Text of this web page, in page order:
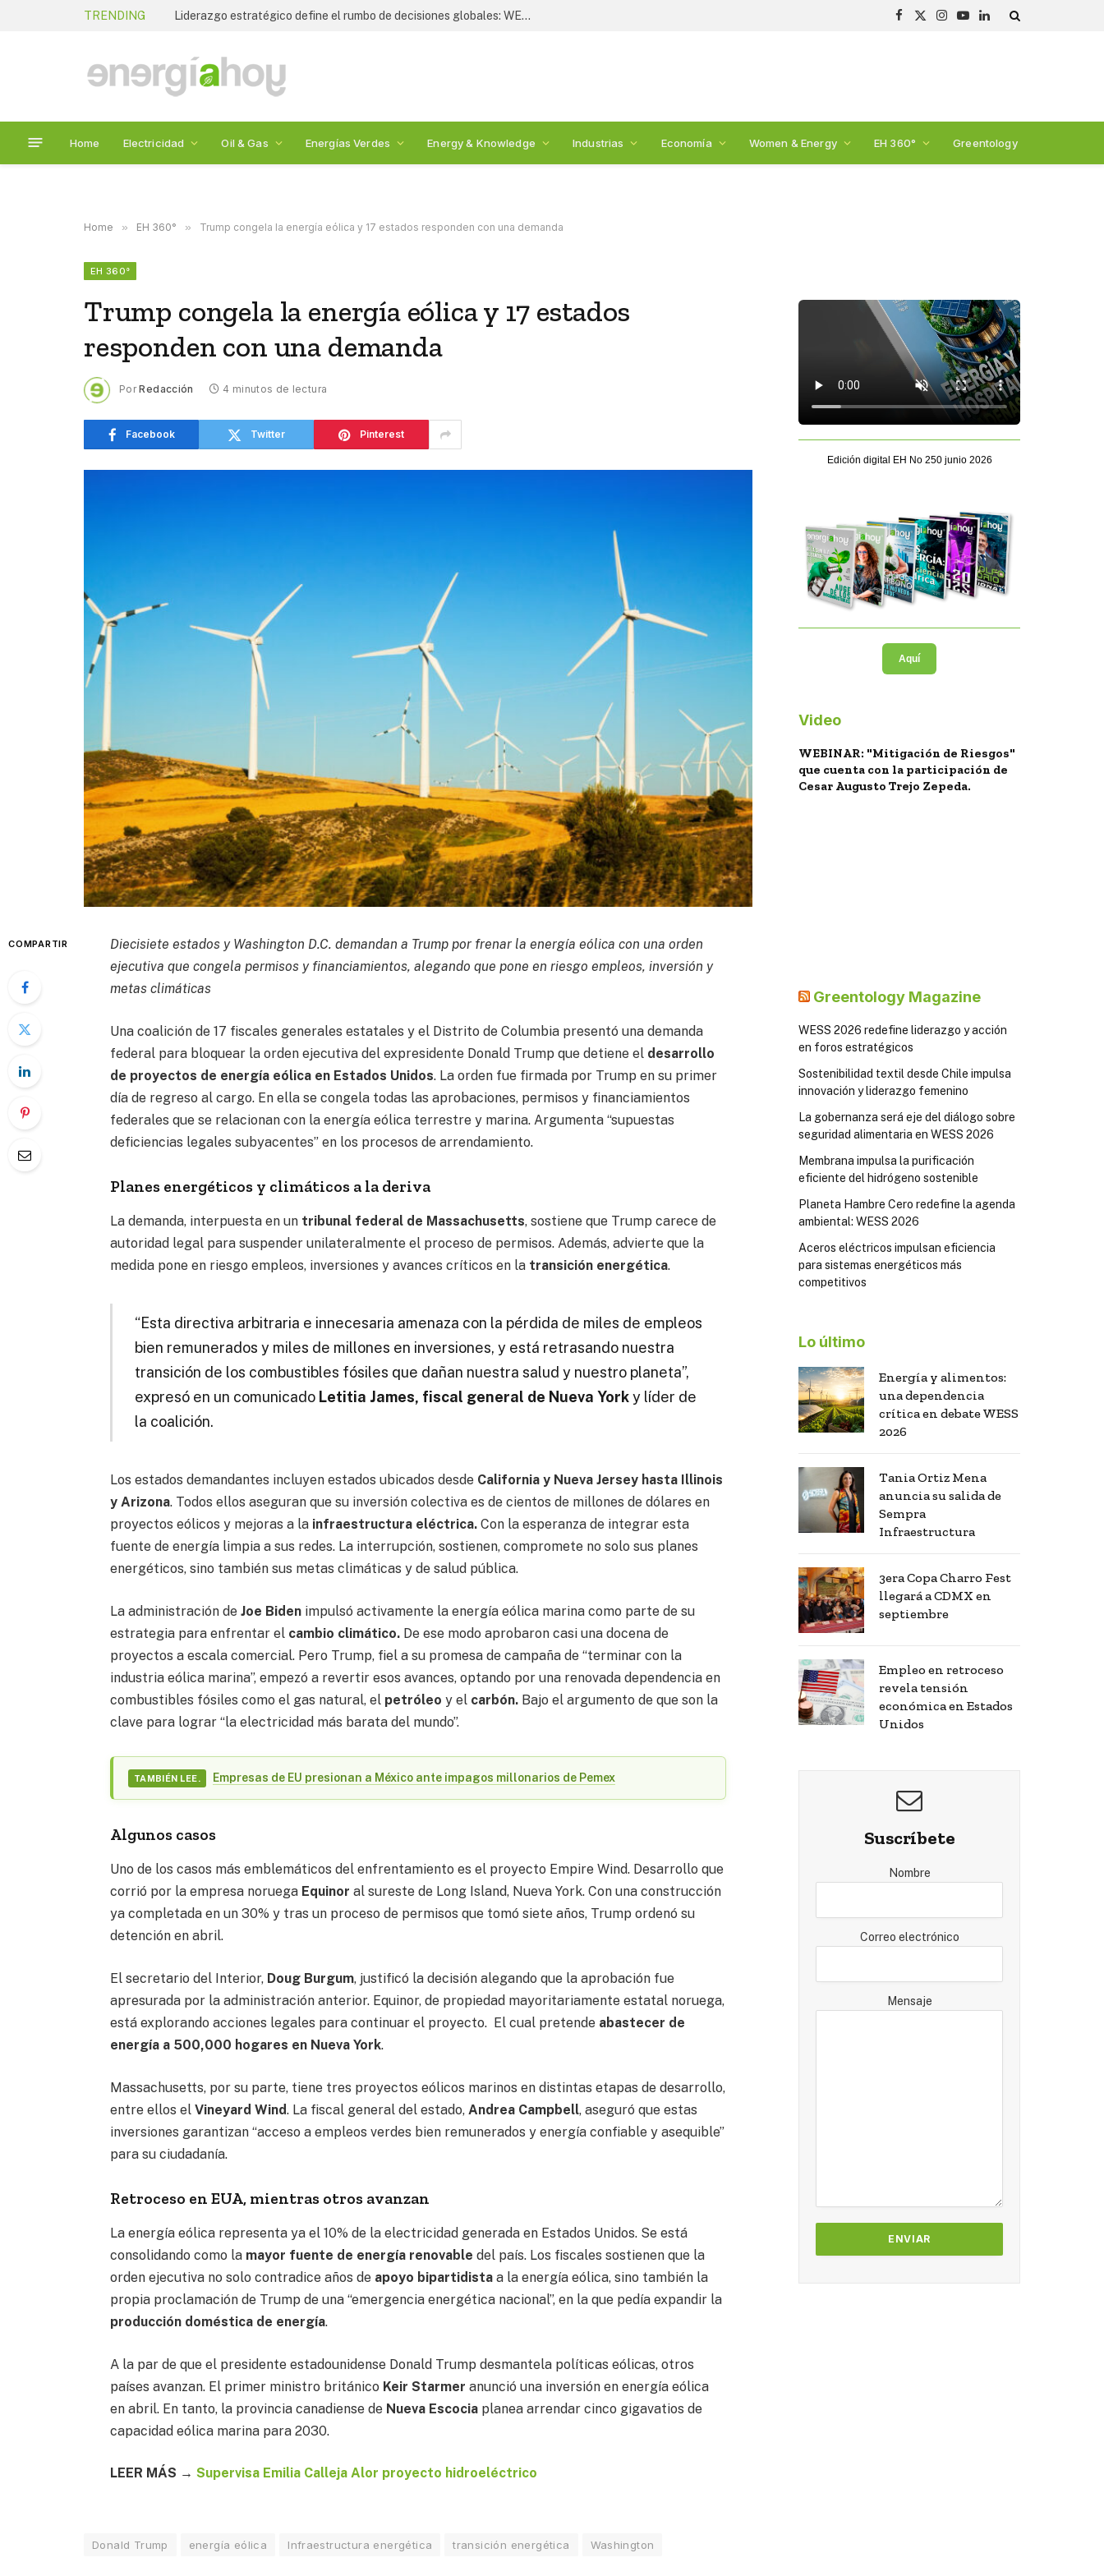
TRENDING Liderazgo estratégico define el rumbo de decisiones globales: WESS 2026
Facebook
X
Instagram
YouTubeLinkedIn
Home Electricidad Oil & Gas Energías Verdes Energy & Knowledge Industrias Economía Women & Energy EH 360° Greentology
Home » EH 360° » Trump congela la energía eólica y 17 estados responden con una demanda
EH 360°
Trump congela la energía eólica y 17 estados
responden con una demanda
Por Redacción 4 minutos de lectura
Facebook Twitter Pinterest
COMPARTIR
Diecisiete estados y Washington D.C. demandan a Trump por frenar la energía eólica con una orden
ejecutiva que congela permisos y financiamientos, alegando que pone en riesgo empleos, inversión y
metas climáticas
Una coalición de 17 fiscales generales estatales y el Distrito de Columbia presentó una demanda
federal para bloquear la orden ejecutiva del expresidente Donald Trump que detiene el desarrollo
de proyectos de energía eólica en Estados Unidos. La orden fue firmada por Trump en su primer
día de regreso al cargo. En ella se congela todas las aprobaciones, permisos y financiamientos
federales que se relacionan con la energía eólica terrestre y marina. Argumenta “supuestas
deficiencias legales subyacentes” en los procesos de arrendamiento.
Planes energéticos y climáticos a la deriva
La demanda, interpuesta en un tribunal federal de Massachusetts, sostiene que Trump carece de
autoridad legal para suspender unilateralmente el proceso de permisos. Además, advierte que la
medida pone en riesgo empleos, inversiones y avances críticos en la transición energética.
“Esta directiva arbitraria e innecesaria amenaza con la pérdida de miles de empleos
bien remunerados y miles de millones en inversiones, y está retrasando nuestra
transición de los combustibles fósiles que dañan nuestra salud y nuestro planeta”,
expresó en un comunicado Letitia James, fiscal general de Nueva Yorky líder de
la coalición.
Los estados demandantes incluyen estados ubicados desde California y Nueva Jersey hasta Illinois
y Arizona. Todos ellos aseguran que su inversión colectiva es de cientos de millones de dólares en
proyectos eólicos y mejoras a la infraestructura eléctrica. Con la esperanza de integrar esta
fuente de energía limpia a sus redes. La interrupción, sostienen, compromete no solo sus planes
energéticos, sino también sus metas climáticas y de salud pública.
La administración deJoe Biden impulsó activamente la energía eólica marina como parte de su
estrategia para enfrentar el cambio climático. De ese modo aprobaron casi una docena de
proyectos a escala comercial. Pero Trump, fiel a su promesa de campaña de “terminar con la
industria eólica marina”, empezó a revertir esos avances, optando por una renovada dependencia en
combustibles fósiles como el gas natural, el petróleo y el carbón. Bajo el argumento de que son la
clave para lograr “la electricidad más barata del mundo”.
TAMBIÉN LEE. Empresas de EU presionan a México ante impagos millonarios de Pemex
Algunos casos
Uno de los casos más emblemáticos del enfrentamiento es el proyecto Empire Wind. Desarrollo que
corrió por la empresa noruega Equinor al sureste de Long Island, Nueva York. Con una construcción
ya completada en un 30% y tras un proceso de permisos que tomó siete años, Trump ordenó su
detención en abril.
El secretario del Interior, Doug Burgum, justificó la decisión alegando que la aprobación fue
apresurada por la administración anterior. Equinor, de propiedad mayoritariamente estatal noruega,
está explorando acciones legales para continuar el proyecto. El cual pretende abastecer de
energía a 500,000 hogares en Nueva York.
Massachusetts, por su parte, tiene tres proyectos eólicos marinos en distintas etapas de desarrollo,
entre ellos elVineyard Wind. La fiscal general del estado, Andrea Campbell, aseguró que estas
inversiones garantizan “acceso a empleos verdes bien remunerados y energía confiable y asequible”
para su ciudadanía.
Retroceso en EUA, mientras otros avanzan
La energía eólica representa ya el 10% de la electricidad generada en Estados Unidos. Se está
consolidando como la mayor fuente de energía renovable del país. Los fiscales sostienen que la
orden ejecutiva no solo contradice años de apoyo bipartidista a la energía eólica, sino también la
propia proclamación de Trump de una “emergencia energética nacional”, en la que pedía expandir la
producción doméstica de energía.
A la par de que el presidente estadounidense Donald Trump desmantela políticas eólicas, otros
países avanzan. El primer ministro británico Keir Starmer anunció una inversión en energía eólica
en abril. En tanto, la provincia canadiense de Nueva Escocia planea arrendar cinco gigavatios de
capacidad eólica marina para 2030.
LEER MÁS →Supervisa Emilia Calleja Alor proyecto hidroeléctrico
Donald Trump energía eólica Infraestructura energética transición energética Washington
Edición digital EH No 250 junio 2026
Aquí
Video
WEBINAR: "Mitigación de Riesgos"
que cuenta con la participación de
Cesar Augusto Trejo Zepeda.
Greentology Magazine
WESS 2026 redefine liderazgo y acción
en foros estratégicos
Sostenibilidad textil desde Chile impulsa
innovación y liderazgo femenino
La gobernanza será eje del diálogo sobre
seguridad alimentaria en WESS 2026
Membrana impulsa la purificación
eficiente del hidrógeno sostenible
Planeta Hambre Cero redefine la agenda
ambiental: WESS 2026
Aceros eléctricos impulsan eficiencia
para sistemas energéticos más
competitivos
Lo último
Energía y alimentos:
una dependencia
crítica en debate WESS
2026
Tania Ortiz Mena
anuncia su salida de
Sempra
Infraestructura
3era Copa Charro Fest
llegará a CDMX en
septiembre
Empleo en retroceso
revela tensión
económica en Estados
Unidos
Suscríbete
Nombre
Correo electrónico
Mensaje